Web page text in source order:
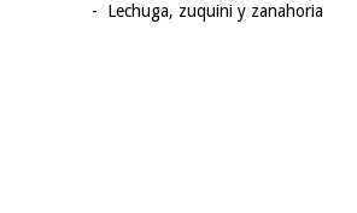
- Lechuga, zuquini y zanahoria